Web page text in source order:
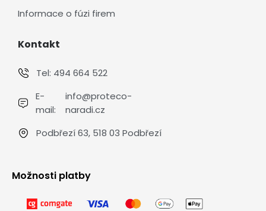
Informace o fúzi firem
Kontakt
Tel: 494 664 522
E-
mail:
info@proteco-
naradi.cz
Podbřezí 63, 518 03 Podbřezí
Možnosti platby